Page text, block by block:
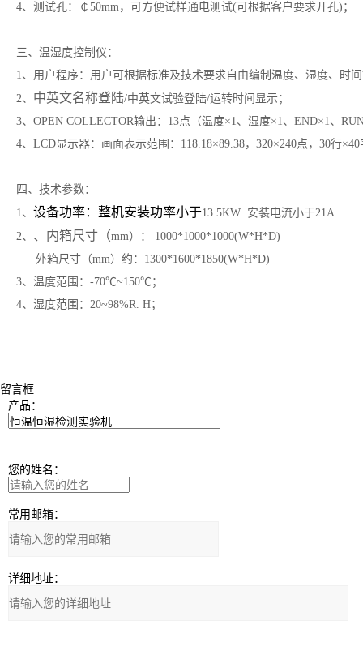
4、测试孔：￠50mm，可方便试样通电测试(可根据客户要求开孔)；
三、温湿度控制仪：
1、用户程序：用户可根据标准及技术要求自由编制温度、湿度、时
2、 中英文名称登陆/中英文试验登陆/运转时间显示；
3、OPEN COLLECTOR输出：13点（温度×1、湿度×1、END×1、
4、LCD显示器：画面表示范围：118.18×89.38，320×240点，30行
四、技术参数：
1、 设备功率：整机安装功率小于13.5KW 安装电流小于21A
2、 、内箱尺寸（mm）： 1000*1000*1000(W*H*D)
外箱尺寸（mm）约：1300*1600*1850(W*H*D)
3、温度范围：-70℃~150℃；
4、湿度范围：20~98%R. H；
留言框
产品：
您的姓名：
常用邮箱：
详细地址：